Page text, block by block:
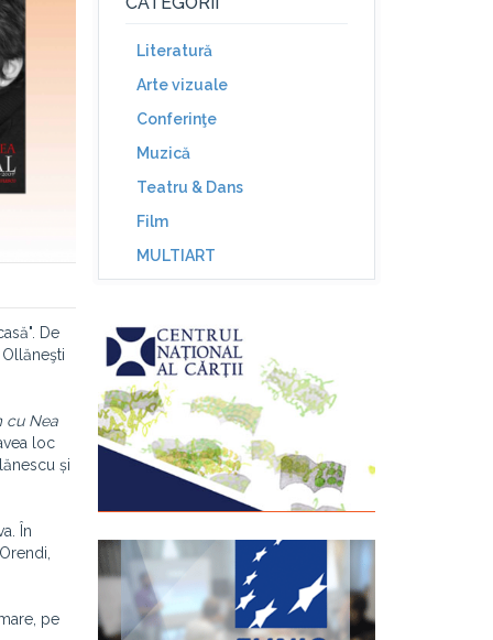
De
cu Nea
loc
și
În
pe
Literatură
Arte vizuale
Conferinţe
Muzică
Teatru & Dans
Film
MULTIART